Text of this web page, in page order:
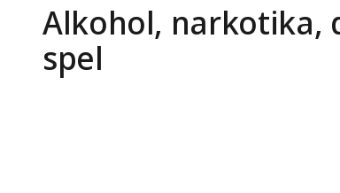
Alkohol, narkotika,
spel